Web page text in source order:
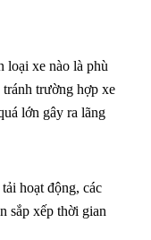
loại xe nào là phù
trường hợp xe
lớn gây ra lãng
hoạt động, các
sắp xếp thời gian